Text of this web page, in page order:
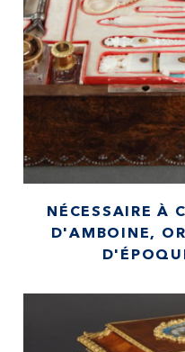
NÉCESSAIRE À
D'AMBOINE,